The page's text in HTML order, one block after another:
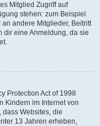
Mitglied Zugriff auf
stehen: zum Beispiel
andere Mitglieder, Beitritt
dir eine Anmeldung, da sie
Protection Act of 1998
Kindern im Internet von
dass Websites, die
13 Jahren erheben,